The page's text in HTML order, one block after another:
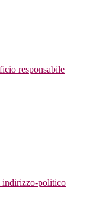
responsabile
indirizzo-politico